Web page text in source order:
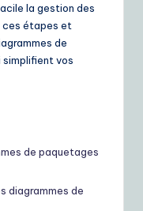
la gestion des
ces étapes et
de
vos
de paquetages
diagrammes de